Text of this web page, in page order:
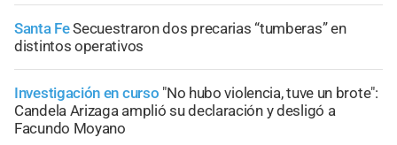
Santa FeSecuestraron dos precarias “tumberas” en
distintos operativos
Investigación en curso "No hubo violencia, tuve un brote":
Candela Arizaga amplió su declaración y desligó a
Facundo Moyano